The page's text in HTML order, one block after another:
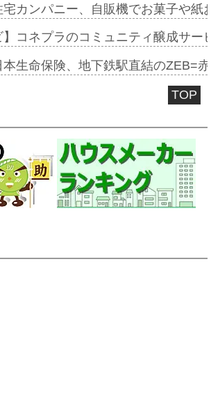
宅カンパニー、自販機でお菓子や
】コネプラのコミュニティ醸成サ
本生命保険、地下鉄駅直結のZEB=
TOP